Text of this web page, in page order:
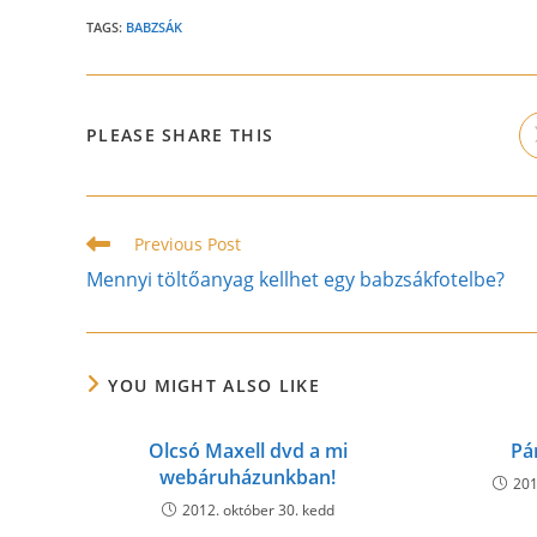
TAGS: BABZSÁK
PLEASE SHARE THIS
Read
articles
Previous Post
Mennyi töltőanyag kellhet egy babzsákfotelbe?
YOU MIGHT ALSO LIKE
Olcsó Maxell dvd a mi
webáruházunkban!
2012. október 30. kedd